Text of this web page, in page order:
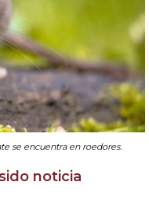
se encuentra en roedores.
noticia